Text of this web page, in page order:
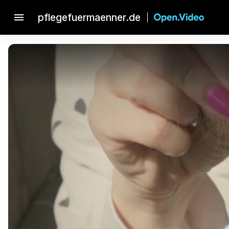
menu pflegefuermaenner.de